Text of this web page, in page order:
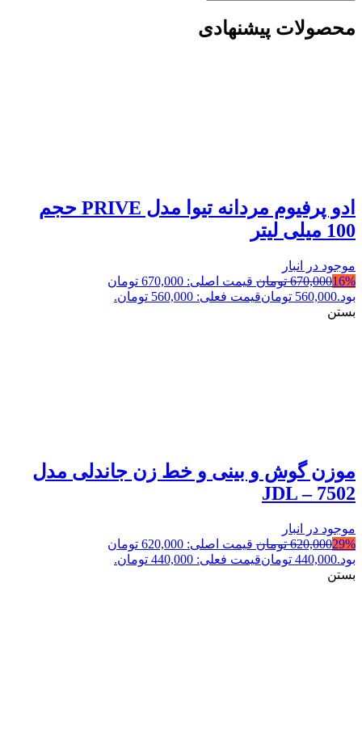
محصولات پیشنهادی
ادو پرفیوم مردانه تیوا مدل PRIVE حجم
100 میلی لیتر
موجود در انبار
16%
670,000 تومان
قیمت اصلی: 670,000 تومان
بود.560,000 تومانقیمت فعلی: 560,000 تومان.
بستن
موزن گوش و بینی و خط زن جاندلی مدل
JDL – 7502
موجود در انبار
29%
620,000 تومان
قیمت اصلی: 620,000 تومان
بود.440,000 تومانقیمت فعلی: 440,000 تومان.
بستن